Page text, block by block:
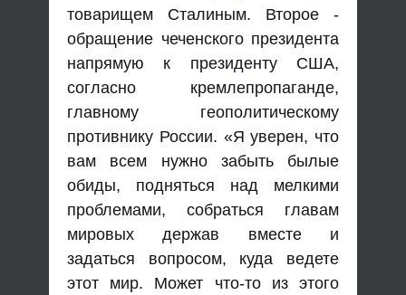
товарищем Сталиным. Второе -
обращение чеченского президента
напрямую к президенту США,
согласно кремлепропаганде,
главному геополитическому
противнику России. «Я уверен, что
вам всем нужно забыть былые
обиды, подняться над мелкими
проблемами, собраться главам
мировых держав вместе и
задаться вопросом, куда ведете
этот мир. Может что-то из этого